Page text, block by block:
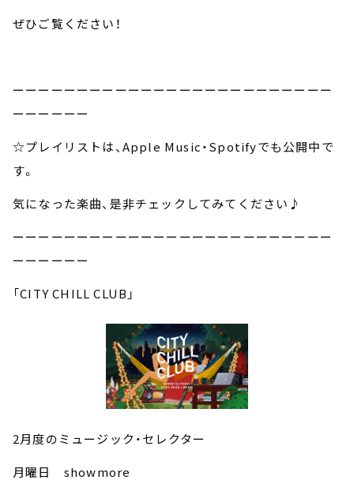
ぜひご覧ください！
ーーーーーーーーーーーーーーーーーーーーーーーーー
ーーーーーー
☆プレイリストは、Apple Music・Spotifyでも公開中で
す。
気になった楽曲、是非チェックしてみてください♪
ーーーーーーーーーーーーーーーーーーーーーーーーー
ーーーーーー
「CITY CHILL CLUB」
2月度のミュージック・セレクター
月曜日 showmore